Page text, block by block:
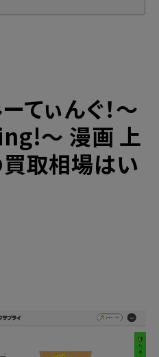
てぃんぐ！〜
〜 漫画 上
買取相場はい